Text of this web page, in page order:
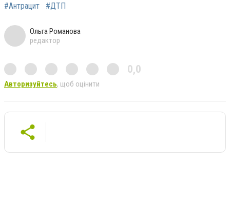
#Антрацит #ДТП
Ольга Романова
редактор
0,0
Авторизуйтесь, щоб оцінити